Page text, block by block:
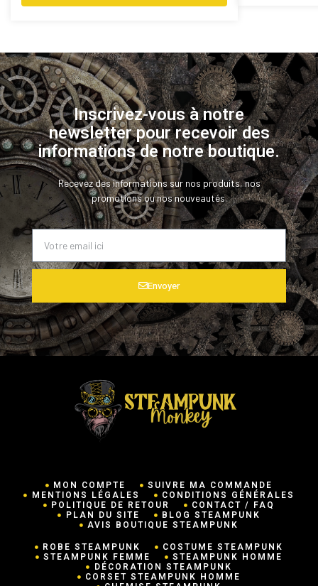
Inscrivez-vous à notre
newsletter pour recevoir des
informations de notre boutique.
Recevez des informations sur nos produits, nos
promotions ou nos nouveautés.
Envoyer
MON COMPTE SUIVRE MA COMMANDE
MENTIONS LÉGALES CONDITIONS GÉNÉRALES
POLITIQUE DE RETOUR CONTACT / FAQ
PLAN DU SITE BLOG STEAMPUNK
AVIS BOUTIQUE STEAMPUNK
ROBE STEAMPUNK
COSTUME STEAMPUNK
STEAMPUNK FEMME STEAMPUNK HOMME
DÉCORATION STEAMPUNK
CORSET STEAMPUNK HOMME